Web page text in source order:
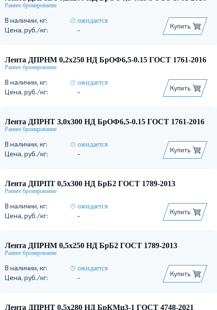
ожидается
-
Купить
Лента ДПРНМ 0,2х250 НД БрОФ6,5-0.15 ГОСТ 1761-2016
ожидается
-
Купить
Лента ДПРНТ 3,0х300 НД БрОФ6,5-0.15 ГОСТ 1761-2016
ожидается
-
Купить
Лента ДПРПТ 0,5х300 НД БрБ2 ГОСТ 1789-2013
ожидается
-
Купить
Лента ДПРНМ 0,5х250 НД БрБ2 ГОСТ 1789-2013
ожидается
-
Купить
Лента ДПРНТ 0,5х280 НД БрКМц3-1 ГОСТ 4748-2021